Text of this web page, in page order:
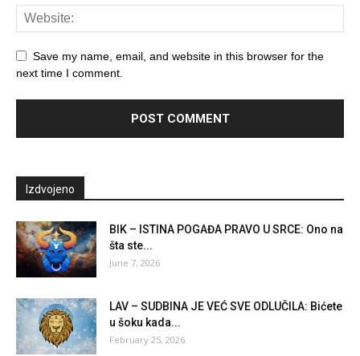
Save my name, email, and website in this browser for the
next time I comment.
Izdvojeno
BIK – ISTINA POGAĐA PRAVO U SRCE: Ono na
šta ste...
June 7, 2026
LAV – SUDBINA JE VEĆ SVE ODLUČILA: Bićete
u šoku kada...
February 25, 2026